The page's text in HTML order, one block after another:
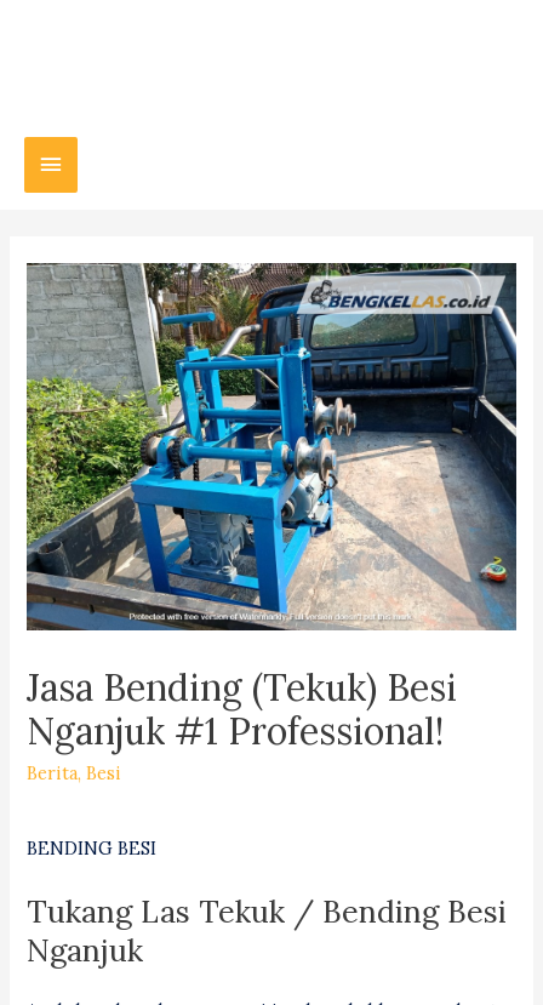
Main
Jasa Bending (Tekuk) Besi
Nganjuk #1 Professional!
Berita,Besi
BENDING BESI
Tukang Las Tekuk / Bending Besi
Nganjuk